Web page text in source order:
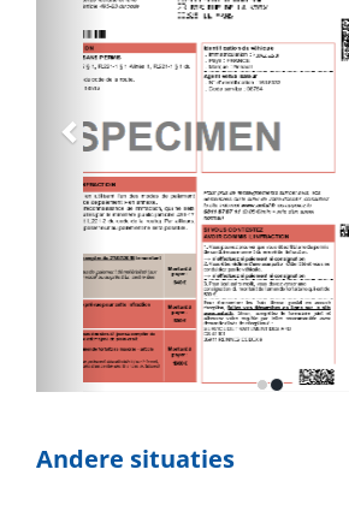
Andere situaties